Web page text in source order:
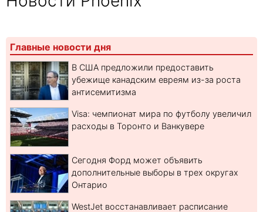
Главные новости дня
В США предложили предоставить
убежище канадским евреям из-за роста
антисемитизма
Visa: чемпионат мира по футболу увеличил
расходы в Торонто и Ванкувере
Сегодня Форд может объявить
дополнительные выборы в трех округах
Онтарио
WestJet восстанавливает расписание